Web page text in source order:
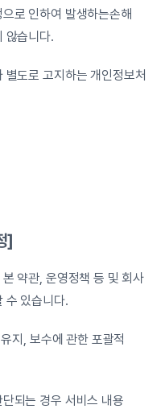
로 인하여 발생하는손해
않습니다.
별도로 고지하는 개인정보처
]
약관, 운영정책 등 및 회사
수 있습니다.
지, 보수에 관한 포괄적
되는 경우 서비스 내용